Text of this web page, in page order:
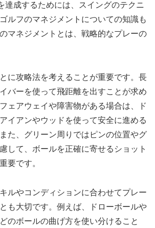
達成するためには、スイングのテクニ
ルフのマネジメントについての知識も
マネジメントとは、戦略的なプレーの
に攻略法を考えることが重要です。長
バーを使って飛距離を出すことが求め
ェアウェイや障害物がある場合は、ド
イアンやウッドを使って安全に進める
た、グリーン周りではピンの位置やグ
して、ボールを正確に寄せるショット
要です。
ルやコンディションに合わせてプレー
も大切です。例えば、ドローボールや
のボールの曲げ方を使い分けること